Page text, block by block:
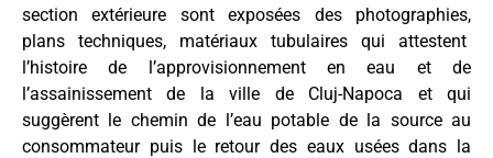
section extérieure sont exposées des photographies,
plans techniques, matériaux tubulaires qui attestent
l’histoire de l’approvisionnement en eau et de
l’assainissement de la ville de Cluj-Napoca et qui
suggèrent le chemin de l’eau potable de la source au
consommateur puis le retour des eaux usées dans la